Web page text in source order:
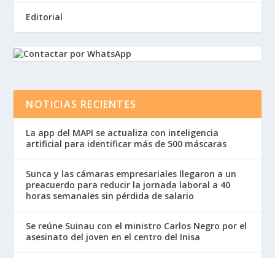
Editorial
NOTICIAS RECIENTES
La app del MAPI se actualiza con inteligencia
artificial para identificar más de 500 máscaras
Sunca y las cámaras empresariales llegaron a un
preacuerdo para reducir la jornada laboral a 40
horas semanales sin pérdida de salario
Se reúne Suinau con el ministro Carlos Negro por el
asesinato del joven en el centro del Inisa